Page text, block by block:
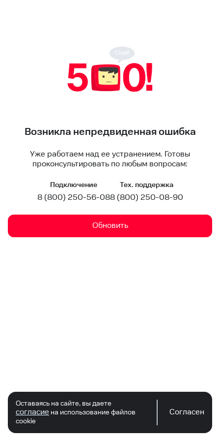
Возникла непредвиденная ошибка
Уже работаем над ее устранением. Готовы
проконсультировать по любым вопросам:
Подключение
8 (800) 250-56-08
Тех. поддержка
8 (800) 250-08-90
Обновить
Оставаясь на сайте, вы даете
согласие на использование файлов
cookie
Согласен